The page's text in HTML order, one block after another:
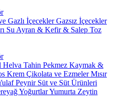
Gazlı İçeceklerGazsız İçecekler
Su Ayran & Kefir & Salep Toz
Helva Tahin Pekmez Kaymak &
Krem Çikolata ve EzmelerMısır
Peynir Süt ve Süt Ürünleri
YoğurtlarYumurta Zeytin